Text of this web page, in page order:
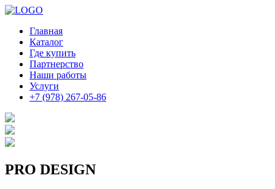
Главная
Каталог
Где купить
Партнерство
Наши работы
Услуги
+7 (978) 267-05-86
PRO DESIGN